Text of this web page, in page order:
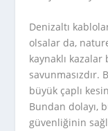
Denizaltı
olsalar da,
kaynaklı
savunmasızdır.
büyük çaplı
Bundan dolayı,
güvenliğinin